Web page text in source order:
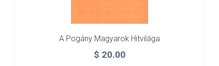
A Pogány Magyarok Hitvilága
$ 20.00